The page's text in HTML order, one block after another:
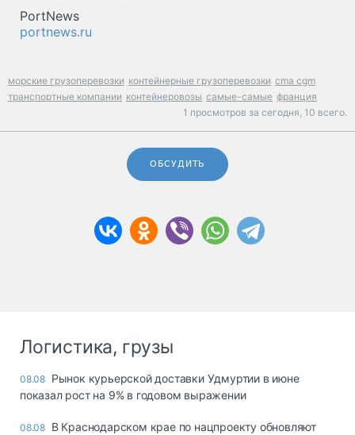
PortNews
portnews.ru
морские грузоперевозки контейнерные грузоперевозки cma cgm
транспортные компании контейнеровозы самые-самые франция
1 просмотров за сегодня, 10 всего.
ОБСУДИТЬ
Логистика, грузы
08.08 Рынок курьерской доставки Удмуртии в июне
показал рост на 9% в годовом выражении
08.08 В Краснодарском крае по нацпроекту обновляют